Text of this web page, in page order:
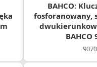
BAHCO:
fosforanowany,
BAHCO